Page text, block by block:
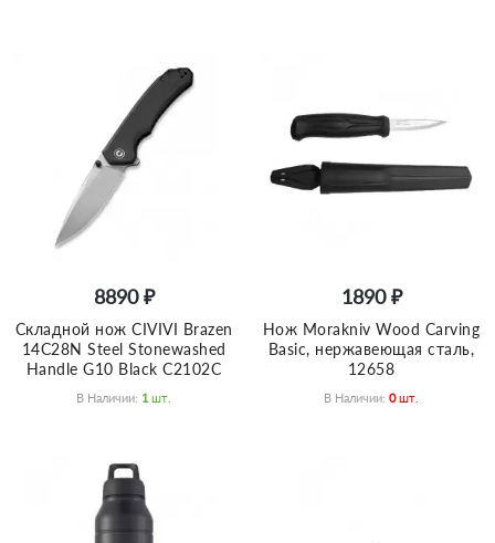
8890 ₽
Складной нож CIVIVI Brazen
14C28N Steel Stonewashed
Handle G10 Black C2102C
В Наличии: 1 Шт.
1890 ₽
Нож Morakniv Wood Carving
Basic, нержавеющая сталь,
12658
В Наличии: 0 Шт.